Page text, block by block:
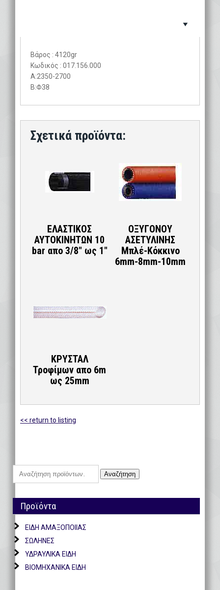
Βάρος : 4120gr
Κωδικός : 017.156.000
A:2350-2700
B:Φ38
ΕΛΑΣΤΙΚΟΣ
ΑΥΤΟΚΙΝΗΤΩΝ 10
bar απο 3/8″ ως 1″
ΟΞΥΓOΝΟΥ
ΑΣΕΤΥΛΙΝΗΣ
Μπλέ-Κόκκινο
6mm-8mm-10mm
ΚΡΥΣΤΑΛ
Τροφίμων απο 6m
ως 25mm
<< return to listing
Αναζήτηση
Αναζήτηση
Προϊόντα
ΕΙΔΗ ΑΜΑΞΟΠΟΙΙΑΣ
ΣΩΛΗΝΕΣ
ΥΔΡΑΥΛΙΚΑ ΕΙΔΗ
ΒΙΟΜΗΧΑΝΙΚΑ ΕΙΔΗ